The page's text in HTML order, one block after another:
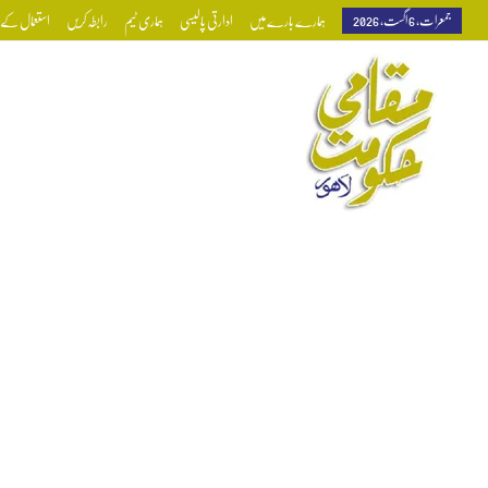
جمعرات, 6 اگست, 2026 ہمارے بارے میں ادارتی پالیسی ہماری ٹیم رابطہ کریں استعمال کے